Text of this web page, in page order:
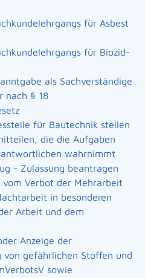
für Asbest
für Biozid-
als Sachverständige
nach § 18
für Bautechnik stellen
die die Aufgaben
wahrnimmt
- Zulassung beantragen
Verbot der Mehrarbeit
in besonderen
Arbeit und dem
Anzeige der
von gefährlichen Stoffen und
sowie